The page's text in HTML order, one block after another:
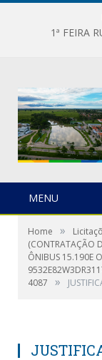
1ª FEIRA
MENU
Home »
(CONTRATAÇÃO
ÔNIBUS 15.190E
4087
»